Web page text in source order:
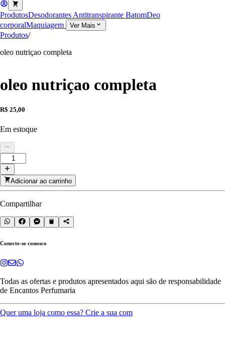
ProdutosDesodorantes Antitranspirante BatomDeo
corporalMaquiagem Ver Mais
Produtos/
oleo nutriçao completa
oleo nutriçao completa
R$ 25,00
Em estoque
Adicionar ao carrinho
Compartilhar
Conecte-se conosco
Todas as ofertas e produtos apresentados aqui são de responsabilidade
de Encantos Perfumaria
Quer uma loja como essa? Crie a sua com